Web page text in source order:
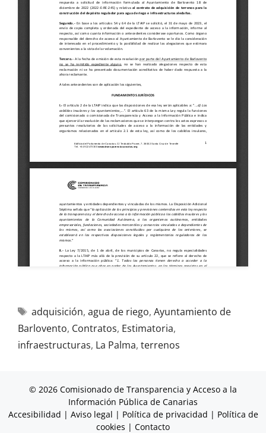
adquisición, agua de riego, Ayuntamiento de
Barlovento, Contratos, Estimatoria,
infraestructuras, La Palma, terrenos
© 2026 Comisionado de Transparencia y Acceso a la
Información Pública de Canarias
Accesibilidad | Aviso legal | Política de privacidad | Política de
cookies | Contacto